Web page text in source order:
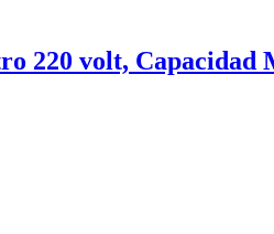
220 volt, Capacidad